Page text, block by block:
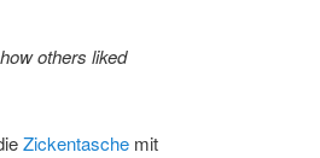
others liked
Zickentaschemit